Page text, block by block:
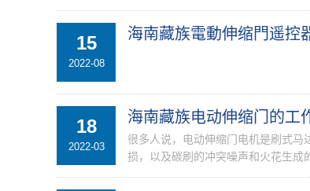
15
2022-08
海南藏族電動伸缩門遥控
18
2022-03
海南藏族电动伸缩门的工
很多人说，电动伸缩门电机是刷式马
损，以及碳刷的冲突噪声和火花生成